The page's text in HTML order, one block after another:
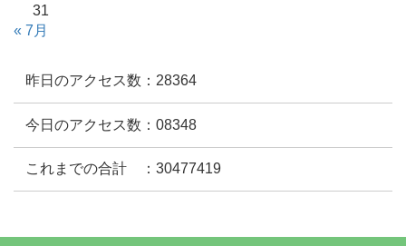
31
« 7月
昨日のアクセス数：28364
今日のアクセス数：08348
これまでの合計 ：30477419